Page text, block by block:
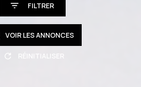
FILTRER
VOIR LESANNONCES
RÉINITIALISER